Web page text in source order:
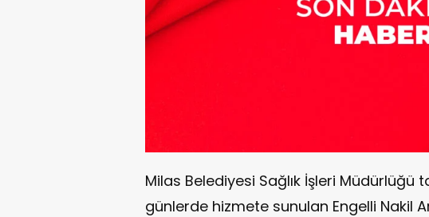
Milas Belediyesi Sağlık İşleri Müdürlüğü
günlerde hizmete sunulan Engelli Nakil